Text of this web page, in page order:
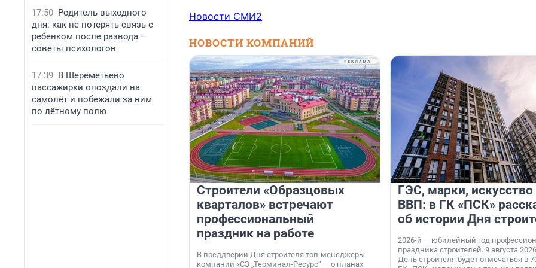
17:50 Родитель выходного
дня: как не потерять связь с
ребенком после развода —
советы психологов
17:39 В Шереметьево
пассажирки опоздали на
самолёт и побежали за ним
по лётному полю
Новости СМИ2
НОВОСТИ КОМПАНИЙ
Строители «Образцовых
кварталов» встречают
профессиональный
праздник на работе
В преддверии Дня строителя топ-менеджеры
компании «СЗ „Терминал-Ресурс“ — о планах
ГЭС, марки, искусство
ВВП: в ГК «ПСК»
об истории Дня
2026-й — юбилейный год
праздника строителей. 9 августа
День строителя будет отмечаться в